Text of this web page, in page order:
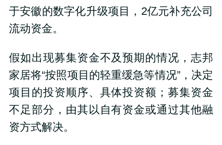
于安徽的数字化升级项目，2亿元补充公司
流动资金。
假如出现募集资金不及预期的情况，志邦
家居将“按照项目的轻重缓急等情况”，决定
项目的投资顺序、具体投资额；募集资金
不足部分，由其以自有资金或通过其他融
资方式解决。